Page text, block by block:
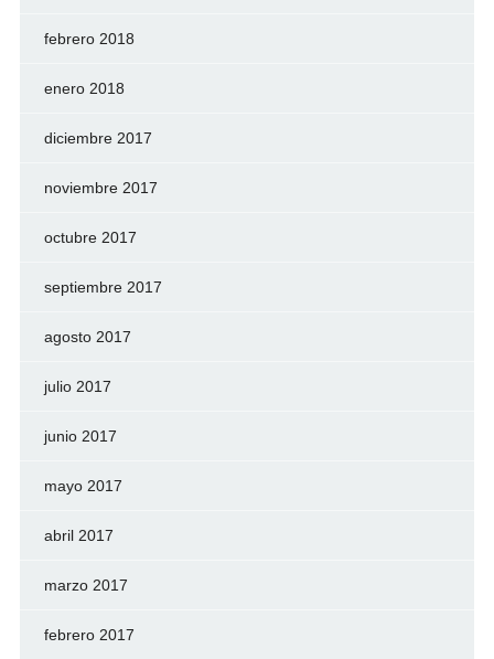
febrero 2018
enero 2018
diciembre 2017
noviembre 2017
octubre 2017
septiembre 2017
agosto 2017
julio 2017
junio 2017
mayo 2017
abril 2017
marzo 2017
febrero 2017